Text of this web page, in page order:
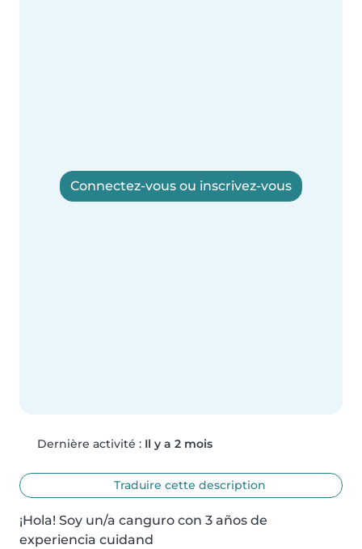
Connectez-vous ou inscrivez-vous
Dernière activité : Il y a 2 mois
Traduire cette description
¡Hola! Soy un/a canguro con 3 años de
experiencia cuidand